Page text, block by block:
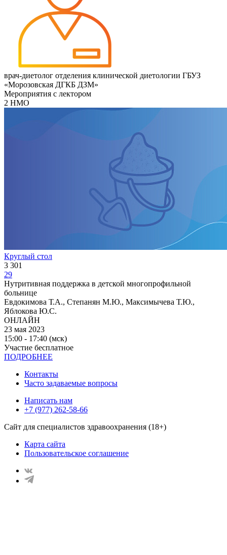
врач-диетолог отделения клинической диетологии ГБУЗ
«Морозовская ДГКБ ДЗМ»
Мероприятия с лектором
2 НМО
Круглый стол
3 301
29
Нутритивная поддержка в детской многопрофильной
больнице
Евдокимова Т.А., Степанян М.Ю., Максимычева Т.Ю.,
Яблокова Ю.С.
ОНЛАЙН
23 мая 2023
15:00 - 17:40 (мск)
Участие бесплатное
ПОДРОБНЕЕ
Контакты
Часто задаваемые вопросы
Написать нам
+7 (977) 262-58-66
Сайт для специалистов здравоохранения (18+)
Карта сайта
Пользовательское соглашение